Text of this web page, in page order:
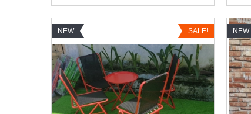
NEW SALE! NEW